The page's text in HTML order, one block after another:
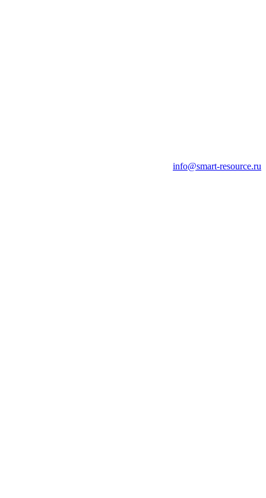
info@smart-resource.ru